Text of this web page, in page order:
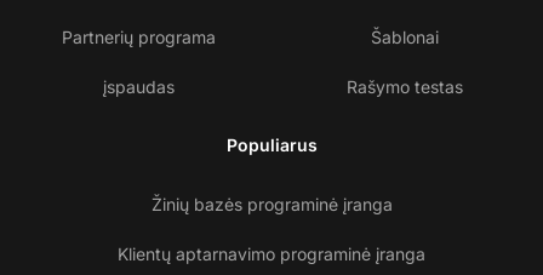
Partnerių programa
įspaudas
Šablonai
Rašymo testas
Populiarus
Žinių bazės programinė įranga
Klientų aptarnavimo programinė įranga